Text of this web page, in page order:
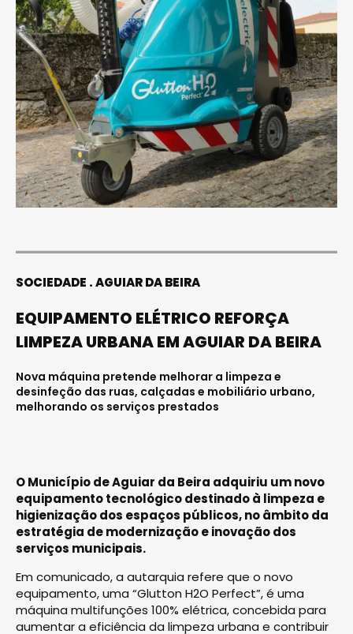
SOCIEDADE AGUIAR DA BEIRA
EQUIPAMENTO ELÉTRICO REFORÇA
LIMPEZA URBANA EM AGUIAR DA BEIRA
Nova máquina pretende melhorar a limpeza e
desinfeção das ruas, calçadas e mobiliário urbano,
melhorando os serviços prestados
O Município de Aguiar da Beira adquiriu um novo
equipamento tecnológico destinado à limpeza e
higienização dos espaços públicos, no âmbito da
estratégia de modernização e inovação dos
serviços municipais.
Em comunicado, a autarquia refere que o novo
equipamento, uma “Glutton H2O Perfect”, é uma
máquina multifunções 100% elétrica, concebida para
aumentar a eficiência da limpeza urbana e contribuir